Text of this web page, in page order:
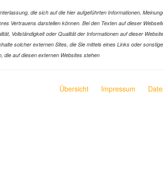
die sich auf die hier aufgeführten Informationen,
Vertrauens darstellen können. Bei den Texten auf dieser
Vollständigkeit oder Qualität der Informationen auf dieser
solcher externen Sites, die Sie mittels eines Links oder
die auf diesen externen Websites stehen
Übersicht Impressum